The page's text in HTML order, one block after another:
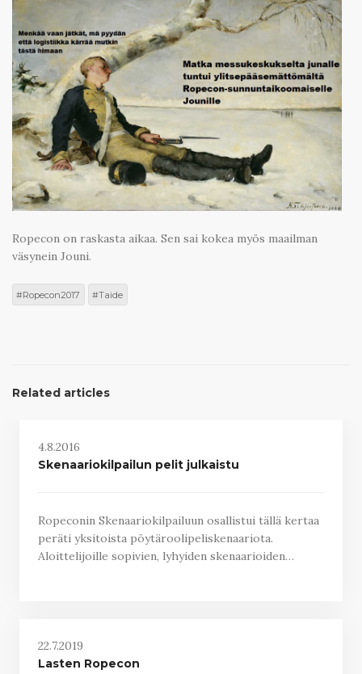
Ropecon on raskasta aikaa. Sen sai kokea myös maailman
väsynein Jouni.
Ropecon2017 Taide
Related articles
4.8.2016
Skenaariokilpailun pelit julkaistu
Ropeconin Skenaariokilpailuun osallistui tällä kertaa
peräti yksitoista pöytäroolipeliskenaariota.
Aloittelijoille sopivien, lyhyiden skenaarioiden…
22.7.2019
Lasten Ropecon